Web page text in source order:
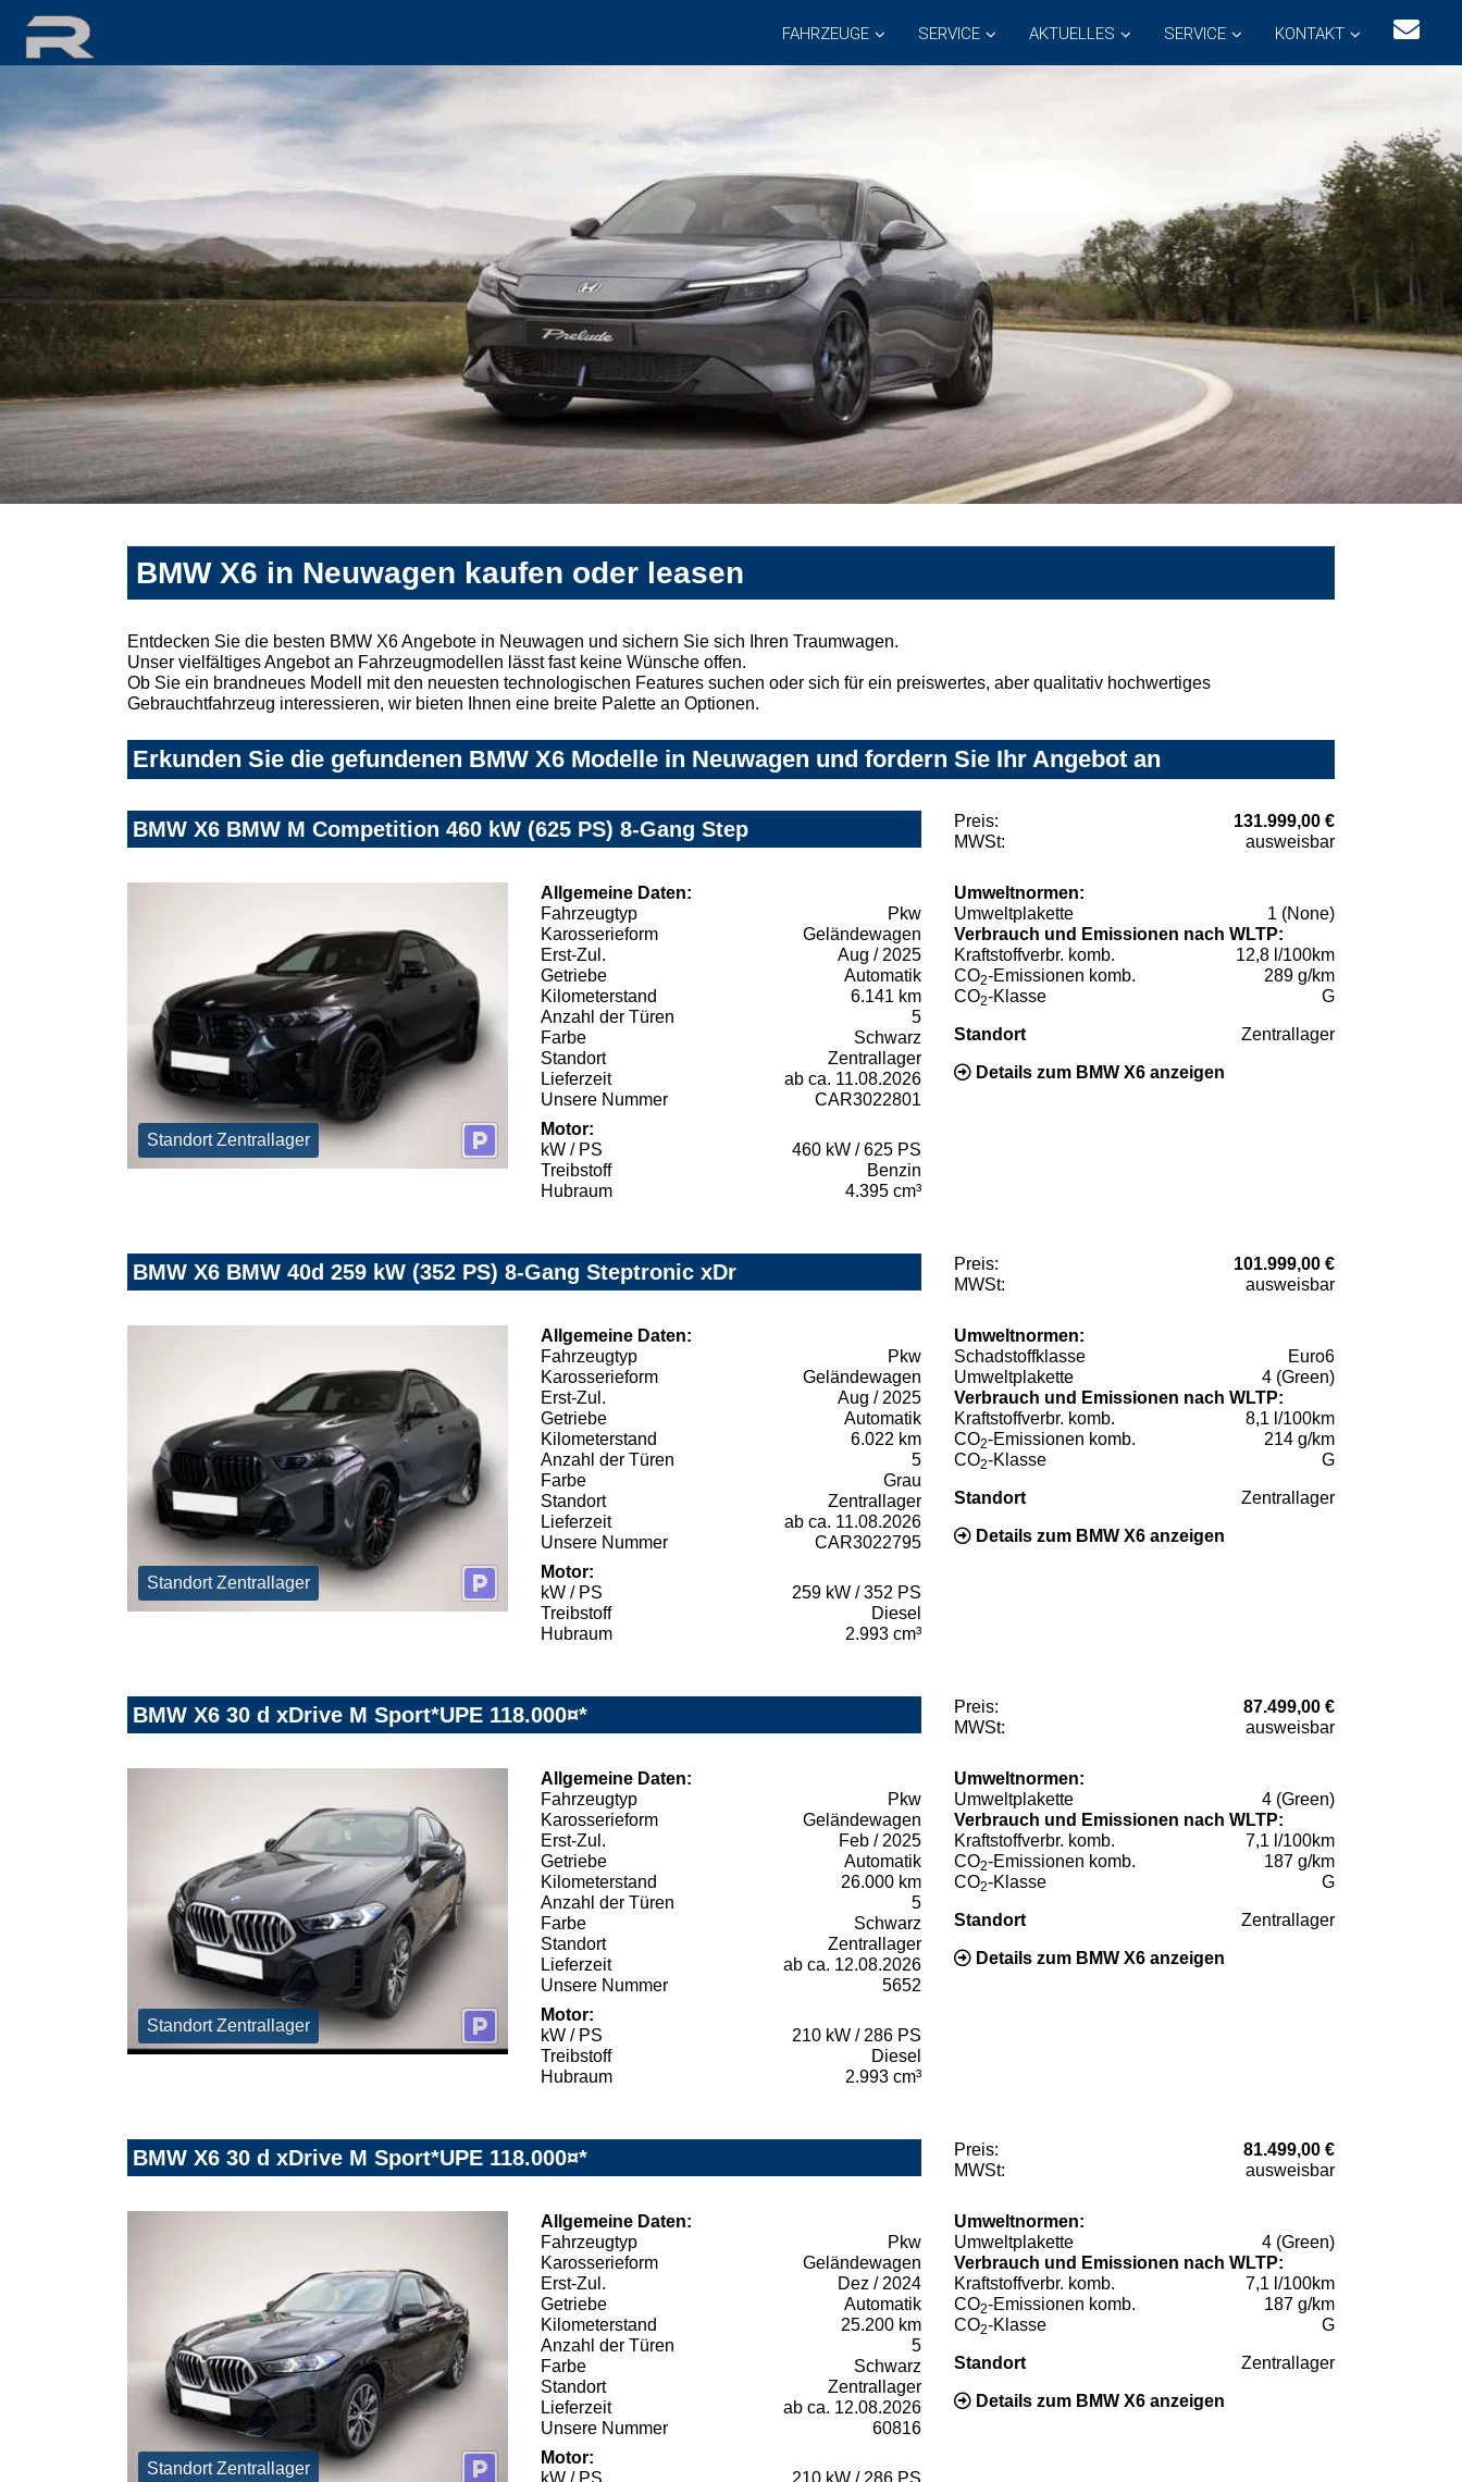
FAHRZEUGE SERVICE AKTUELLES SERVICE KONTAKT
BMW X6 in Neuwagen kaufen oder leasen
Entdecken Sie die besten BMW X6 Angebote in Neuwagen und sichern Sie sich Ihren Traumwagen.
Unser vielfältiges Angebot an Fahrzeugmodellen lässt fast keine Wünsche offen.
Ob Sie ein brandneues Modell mit den neuesten technologischen Features suchen oder sich für ein preiswertes, aber qualitativ hochwertiges
Gebrauchtfahrzeug interessieren, wir bieten Ihnen eine breite Palette an Optionen.
Erkunden Sie die gefundenen BMW X6 Modelle in Neuwagen und fordern Sie Ihr Angebot an
BMW X6 BMW M Competition 460 kW (625 PS) 8-Gang Step Preis:
131.999,00 €
MWSt:
ausweisbar
Standort Zentrallager
Allgemeine Daten:
Fahrzeugtyp
Pkw
Karosserieform
Geländewagen
Erst-Zul.
Aug / 2025
Getriebe
Automatik
Kilometerstand
6.141 km
Anzahl der Türen
5
Farbe
Schwarz
Standort
Zentrallager
Lieferzeit
ab ca. 11.08.2026
Unsere Nummer
CAR3022801
Motor:
kW / PS
460 kW / 625 PS
Treibstoff
Benzin
Hubraum
4.395 cm³
Umweltnormen:
Umweltplakette
1 (None)
Verbrauch und Emissionen nach WLTP:
Kraftstoffverbr. komb.
12,8 l/100km
CO2-Emissionen komb.
289 g/km
CO2-Klasse G
Standort Zentrallager
Details zum BMW X6 anzeigen
BMW X6 BMW 40d 259 kW (352 PS) 8-Gang Steptronic xDr Preis:
101.999,00 €
MWSt:
ausweisbar
Standort Zentrallager
Allgemeine Daten:
Fahrzeugtyp
Pkw
Karosserieform
Geländewagen
Erst-Zul.
Aug / 2025
Getriebe
Automatik
Kilometerstand
6.022 km
Anzahl der Türen
5
Farbe
Grau
Standort
Zentrallager
Lieferzeit
ab ca. 11.08.2026
Unsere Nummer
CAR3022795
Motor:
kW / PS
259 kW / 352 PS
Treibstoff
Diesel
Hubraum
2.993 cm³
Umweltnormen:
Schadstoffklasse
Euro6
Umweltplakette
4 (Green)
Verbrauch und Emissionen nach WLTP:
Kraftstoffverbr. komb.
8,1 l/100km
CO2-Emissionen komb.
214 g/km
CO2-Klasse G
Standort Zentrallager
Details zum BMW X6 anzeigen
BMW X6 30 d xDrive M Sport*UPE 118.000¤* Preis:
87.499,00 €
MWSt:
ausweisbar
Standort Zentrallager
Allgemeine Daten:
Fahrzeugtyp
Pkw
Karosserieform
Geländewagen
Erst-Zul.
Feb / 2025
Getriebe
Automatik
Kilometerstand
26.000 km
Anzahl der Türen
5
Farbe
Schwarz
Standort
Zentrallager
Lieferzeit
ab ca. 12.08.2026
Unsere Nummer
5652
Motor:
kW / PS
210 kW / 286 PS
Treibstoff
Diesel
Hubraum
2.993 cm³
Umweltnormen:
Umweltplakette
4 (Green)
Verbrauch und Emissionen nach WLTP:
Kraftstoffverbr. komb.
7,1 l/100km
CO2-Emissionen komb.
187 g/km
CO2-Klasse G
Standort Zentrallager
Details zum BMW X6 anzeigen
BMW X6 30 d xDrive M Sport*UPE 118.000¤* Preis:
81.499,00 €
MWSt:
ausweisbar
Standort Zentrallager
Allgemeine Daten:
Fahrzeugtyp
Pkw
Karosserieform
Geländewagen
Erst-Zul.
Dez / 2024
Getriebe
Automatik
Kilometerstand
25.200 km
Anzahl der Türen
5
Farbe
Schwarz
Standort
Zentrallager
Lieferzeit
ab ca. 12.08.2026
Unsere Nummer
60816
Motor:
Umweltnormen:
Umweltplakette
4 (Green)
Verbrauch und Emissionen nach WLTP:
Kraftstoffverbr. komb.
7,1 l/100km
CO2-Emissionen komb.
187 g/km
CO2-Klasse G
Standort Zentrallager
Details zum BMW X6 anzeigen